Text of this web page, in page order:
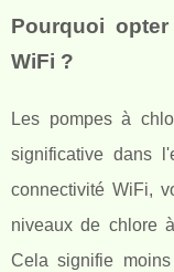
Pourquoi
WiFi ?
Les pompes à
significative dans
connectivité WiFi,
niveaux de chlore
Cela signifie